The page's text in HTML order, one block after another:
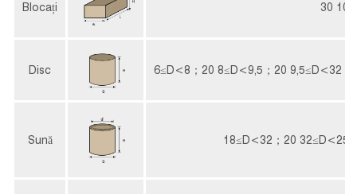
Blocați 30
Disc 6≤D<8；20 8≤D<9,5；20 9,5≤D<32；
Sună 18≤D<32；20